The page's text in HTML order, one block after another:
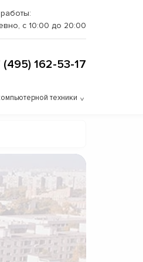
с 10:00 до 20:00
(495) 162-53-17
техники